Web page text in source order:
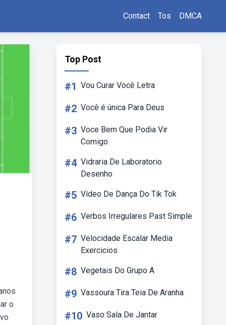
Contact Tos DMCA
o
Top Post
#1 Vou Curar Você Letra
#2 Você é única Para Deus
#3 Voce Bem Que Podia Vir
Comigo
#4 Vidraria De Laboratorio
Desenho
#5 Vídeo De Dança Do Tik Tok
#6 Verbos Irregulares Past Simple
#7 Velocidade Escalar Media
Exercicios
#8 Vegetais Do Grupo A
#9 Vassoura Tira Teia De Aranha
#10 Vaso Sala De Jantar